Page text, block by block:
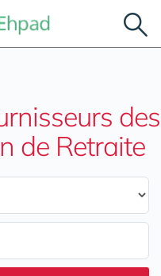
des
de Retraite